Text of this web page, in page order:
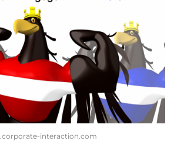
interaction.com